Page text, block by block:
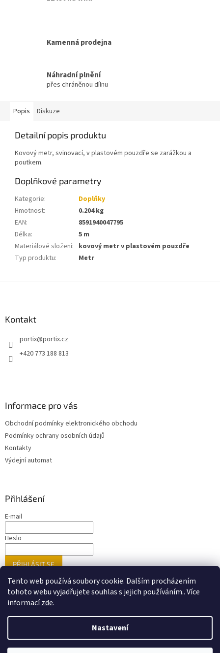
Tento web používá soubory cookie. Dalším procházením
tohoto webu vyjadřujete souhlas s jejich používáním.. Více
informacízde.
Nastavení
Upozorňujeme zákazníky, že ne veškeré zboží prezentované na
našem webu je dostupné přímo na prodejnách. Doporučujeme
Kamenná prodejna
Náhradní plnění
přes chráněnou dílnu
Popis Diskuze
Detailní popis produktu
Kovový metr, svinovací, v plastovém pouzdře se zarážkou a
poutkem.
Doplňkové parametry
Kategorie:
Doplňky
Hmotnost:
0.204 kg
EAN:
8591940047795
Délka:
5 m
Materiálové složení: kovový metr v plastovém pouzdře
Typ produktu: Metr
Kontakt
portix@portix.cz
+420 773 188 813
Informace pro vás
Obchodní podmínky elektronického obchodu
Podmínky ochrany osobních údajů
Kontakty
Výdejní automat
Přihlášení
E-mail
Heslo
PŘIHLÁSIT SE
Nová registraceZapomenuté heslo
Nastavil tým EshopyUmíme.cz